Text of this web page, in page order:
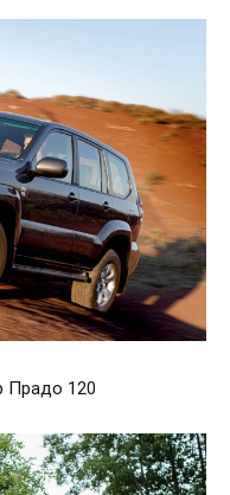
Прадо 120